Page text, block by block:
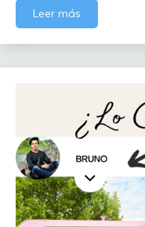
Leer más